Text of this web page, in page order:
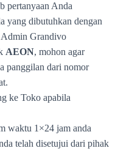
pertanyaan Anda
yang dibutuhkan dengan
Admin Grandivo
AEON, mohon agar
panggilan dari nomor
ke Toko apabila
waktu 1×24 jam anda
telah disetujui dari pihak